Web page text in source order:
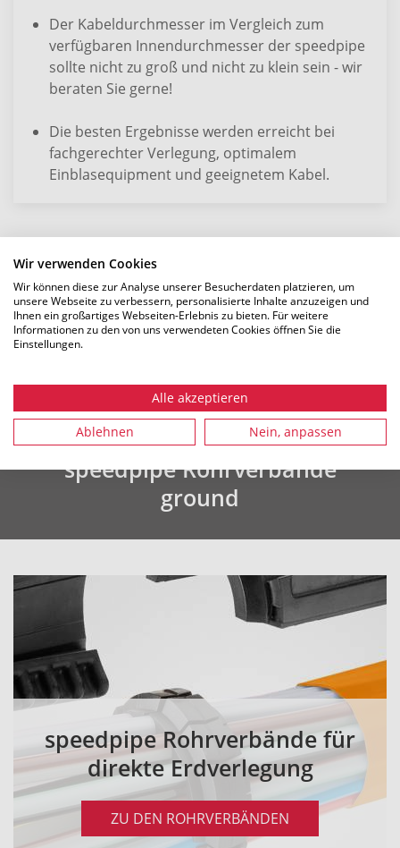
Wir verwenden Cookies
Wir können diese zur Analyse unserer Besucherdaten platzieren, um
unsere Webseite zu verbessern, personalisierte Inhalte anzuzeigen und
Ihnen ein großartiges Webseiten-Erlebnis zu bieten. Für weitere
Informationen zu den von uns verwendeten Cookies öffnen Sie die
Einstellungen.
Alle akzeptieren
Ablehnen Nein, anpassen
Der Kabeldurchmesser im Vergleich zum
verfügbaren Innendurchmesser der speedpipe
sollte nicht zu groß und nicht zu klein sein - wir
beraten Sie gerne!
Die besten Ergebnisse werden erreicht bei
fachgerechter Verlegung, optimalem
Einblasequipment und geeignetem Kabel.
Eindrücke aus der Praxis
speedpipe Rohrverbände
ground
speedpipe Rohrverbände für
direkte Erdverlegung
ZU DEN ROHRVERBÄNDEN